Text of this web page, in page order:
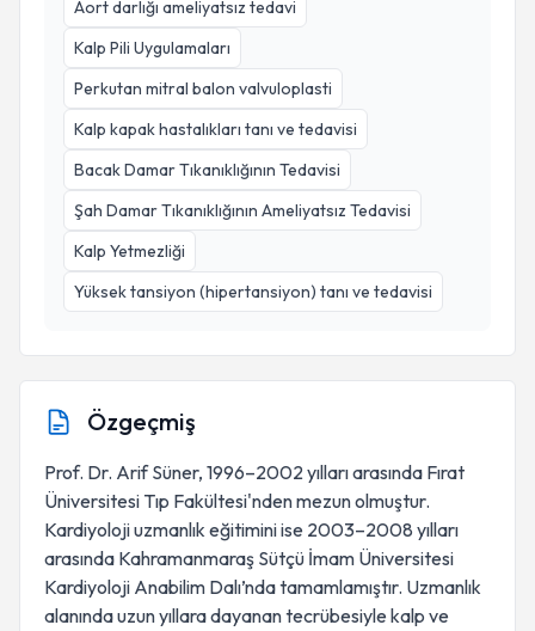
Aort darlığı ameliyatsız tedavi
Kalp Pili Uygulamaları
Perkutan mitral balon valvuloplasti
Kalp kapak hastalıkları tanı ve tedavisi
Bacak Damar Tıkanıklığının Tedavisi
Şah Damar Tıkanıklığının Ameliyatsız Tedavisi
Kalp Yetmezliği
Yüksek tansiyon (hipertansiyon) tanı ve tedavisi
Özgeçmiş
Prof. Dr. Arif Süner, 1996–2002 yılları arasında Fırat
Üniversitesi Tıp Fakültesi'nden mezun olmuştur.
Kardiyoloji uzmanlık eğitimini ise 2003–2008 yılları
arasında Kahramanmaraş Sütçü İmam Üniversitesi
Kardiyoloji Anabilim Dalı’nda tamamlamıştır. Uzmanlık
alanında uzun yıllara dayanan tecrübesiyle kalp ve